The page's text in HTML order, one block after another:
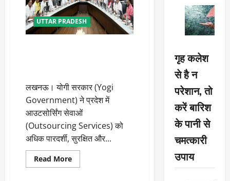
UTTAR PRADESH
लखनऊ। योगी सरकार (Yogi
Government) ने प्रदेश में
आउटसोर्सिंग सेवाओं
(Outsourcing Services) को
अधिक पारदर्शी, सुरक्षित और...
Read MoreRead
more
गृह कलेश
से है न
परेशान, तो
करें बारिश
के पानी से
चमत्कारी
उपाय